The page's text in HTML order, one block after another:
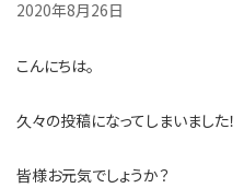
2020年8月26日
こんにちは。
久々の投稿になってしまいました
皆様お元気でしょうか？